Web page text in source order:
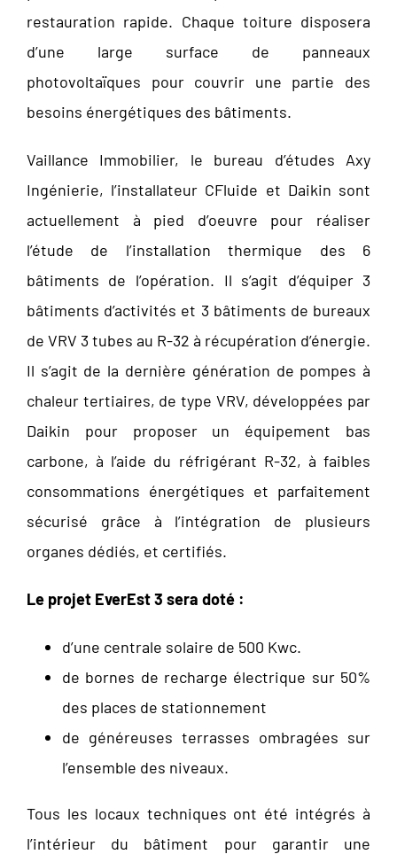
restauration rapide. Chaque toiture disposera
d’une large surface de panneaux
photovoltaïques pour couvrir une partie des
besoins énergétiques des bâtiments.
Vaillance Immobilier, le bureau d’études Axy
Ingénierie, l’installateur CFluide et Daikin sont
actuellement à pied d’oeuvre pour réaliser
l’étude de l’installation thermique des 6
bâtiments de l’opération. Il s’agit d’équiper 3
bâtiments d’activités et 3 bâtiments de bureaux
de VRV 3 tubes au R-32 à récupération d’énergie.
Il s’agit de la dernière génération de pompes à
chaleur tertiaires, de type VRV, développées par
Daikin pour proposer un équipement bas
carbone, à l’aide du réfrigérant R-32, à faibles
consommations énergétiques et parfaitement
sécurisé grâce à l’intégration de plusieurs
organes dédiés, et certifiés.
Le projet EverEst 3 sera doté :
d’une centrale solaire de 500 Kwc.
de bornes de recharge électrique sur 50%
des places de stationnement
de généreuses terrasses ombragées sur
l’ensemble des niveaux.
Tous les locaux techniques ont été intégrés à
l’intérieur du bâtiment pour garantir une